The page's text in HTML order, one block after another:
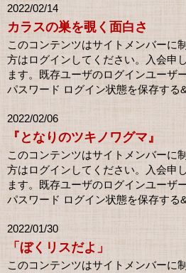
2022/02/14
カラスの巣を覗く面白さ
このコンテンツはサイトメンバーに
方はログインしてください。入会申
ます。既存ユーザのログインユーザ
パスワード ログイン状態を保存す
2022/02/06
『となりのツキノワグマ』
このコンテンツはサイトメンバーに
方はログインしてください。入会申
ます。既存ユーザのログインユーザ
パスワード ログイン状態を保存する
2022/01/30
「ぼくリスだよ」
このコンテンツはサイトメンバーに